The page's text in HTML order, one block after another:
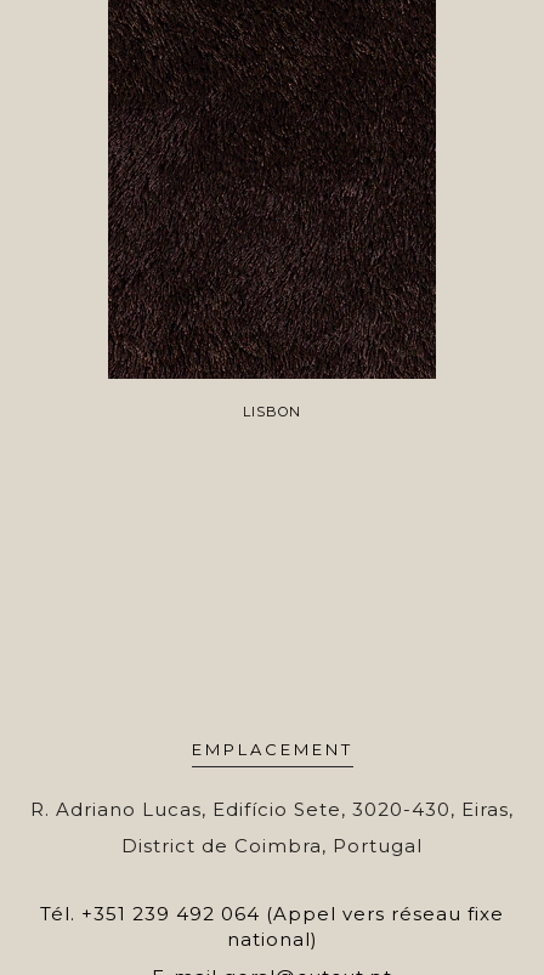
LISBON
EMPLACEMENT
R. Adriano Lucas, Edifício Sete, 3020-430, Eiras,
District de Coimbra, Portugal
Tél. +351 239 492 064 (Appel vers réseau fixe
national)